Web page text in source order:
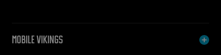
Mobile Vikings